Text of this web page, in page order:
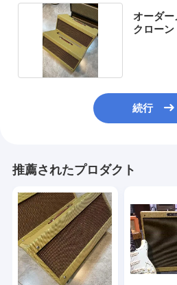
オーダ
クローン
続行
推薦されたプロダクト